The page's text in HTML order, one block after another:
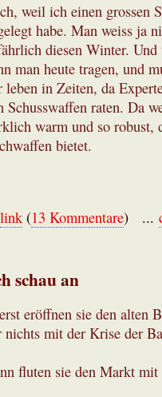
weil ich einen grossen
habe. Man weiss ja
diesen Winter.
man heute tragen, und
leben in Zeiten, da
Schusswaffen raten. Da
warm und so robust,
bietet.
link (13 Kommentare) ...
schau an
eröffnen sie den alten
nichts mit der Krise der
fluten sie den Markt